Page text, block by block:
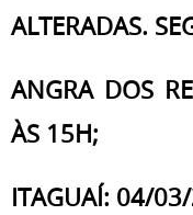
ALTERADAS.
ANGRA DOS
ÀS 15H;
ITAGUAÍ: 04/